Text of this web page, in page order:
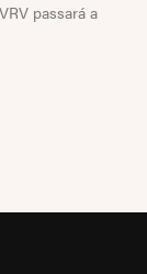
passará a